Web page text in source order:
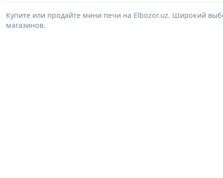
Купите или продайте мини печи на Elbozor.uz. Широкий
магазинов.